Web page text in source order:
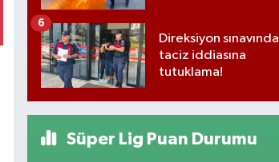
Direksiyon sınavında
taciz iddiasına
tutuklama!
6
Süper Lig Puan Durumu